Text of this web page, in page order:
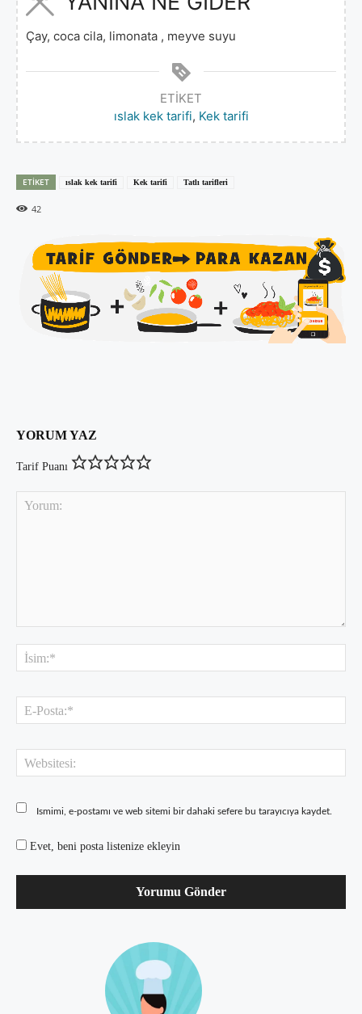
Çay, coca cila, limonata , meyve suyu
ETIKET
ıslak kek tarifi, Kek tarifi
ETIKET ıslak kek tarifi Kek tarifi Tatlı tarifleri
42
YORUM YAZ
Tarif Puanı
Ismimi, e-postamı ve web sitemi bir dahaki sefere bu tarayıcıya kaydet.
Evet, beni posta listenize ekleyin